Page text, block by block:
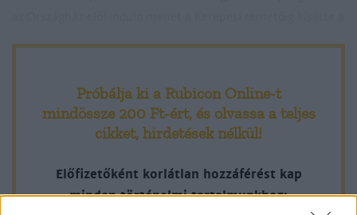
Próbálja ki a Rubicon Online-t
mindössze 200 Ft-ért, és olvassa a teljes
cikket, hirdetések nélkül!
Előfizetőként korlátlan hozzáférést kap
minden történelmi tartalmunkhoz: